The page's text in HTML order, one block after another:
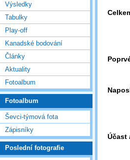
Účast
Výsledky
Tabulky
Play-off
Kanadské bodování
Články
Aktuality
Fotoalbum
Fotoalbum
Ševci-týmová fota
Zápisníky
Poslední fotografie